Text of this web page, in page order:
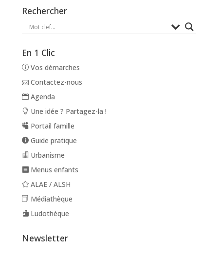
Rechercher
En 1 Clic
Vos démarches
Contactez-nous
Agenda
Une idée ? Partagez-la !
Portail famille
Guide pratique
Urbanisme
Menus enfants
ALAE / ALSH
Médiathèque
Ludothèque
Newsletter